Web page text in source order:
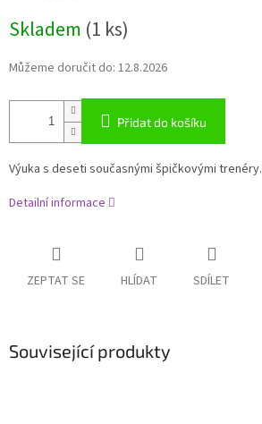
cena:
Skladem (1 ks)
Můžeme doručit do: 12.8.2026
Přidat do košíku
Výuka s deseti současnými špičkovými trenéry.
Detailní informace
ZEPTAT SE HLÍDAT SDÍLET
Související produkty